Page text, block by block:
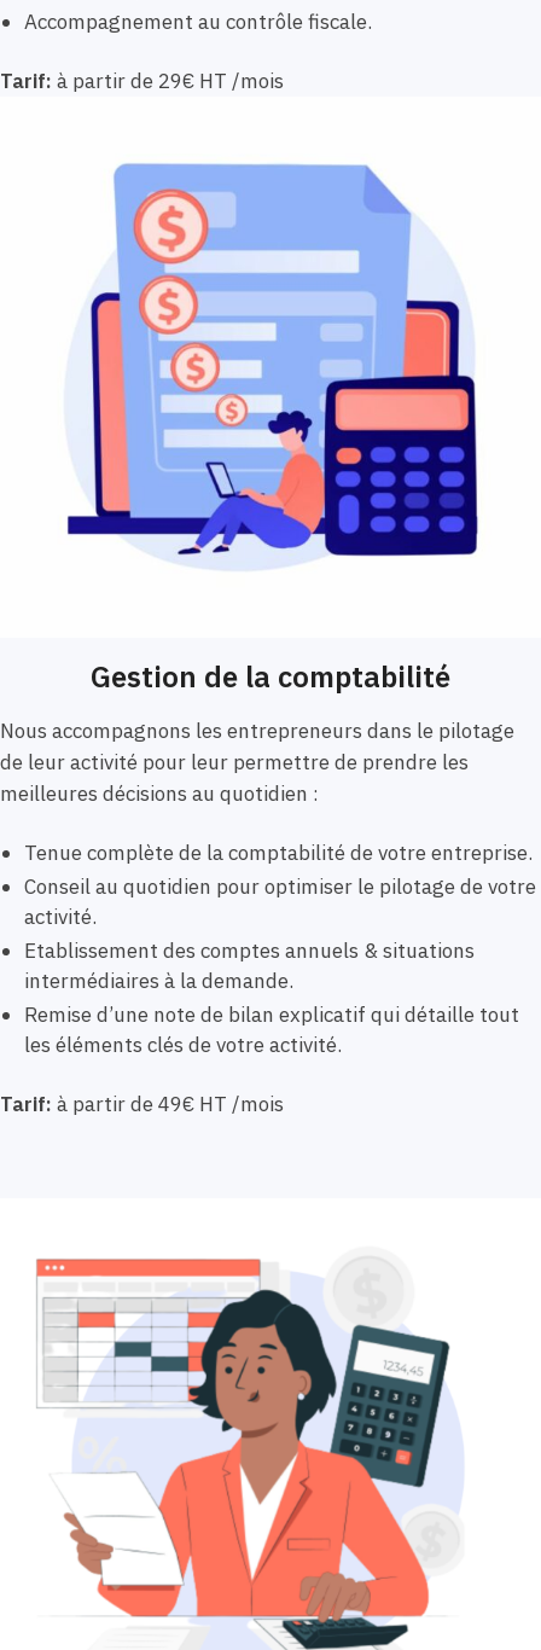
Accompagnement au contrôle fiscale.
Tarif: à partir de 29€ HT /mois
Gestion de la comptabilité
Nous accompagnons les entrepreneurs dans le pilotage
de leur activité pour leur permettre de prendre les
meilleures décisions au quotidien :
Tenue complète de la comptabilité de votre entreprise.
Conseil au quotidien pour optimiser le pilotage de votre
activité.
Etablissement des comptes annuels & situations
intermédiaires à la demande.
Remise d’une note de bilan explicatif qui détaille tout
les éléments clés de votre activité.
Tarif: à partir de 49€ HT /mois